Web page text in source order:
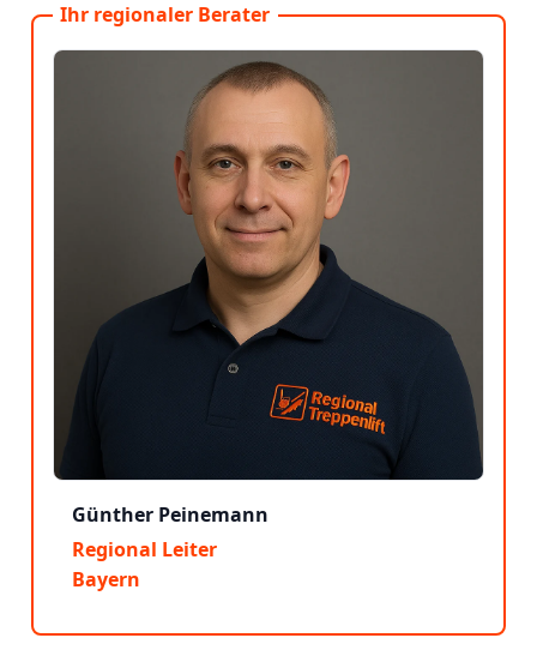
Ihr regionaler Berater
Günther Peinemann
Regional Leiter
Bayern